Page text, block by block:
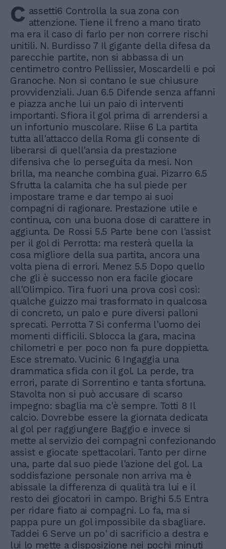
C assetti6 Controlla la sua zona con
attenzione. Tiene il freno a mano tirato
ma era il caso di farlo per non correre rischi
unitili. N. Burdisso 7 Il gigante della difesa da
parecchie partite, non si abbassa di un
centimetro contro Pellissier, Moscardelli e poi
Granoche. Non si contano le sue chiusure
provvidenziali. Juan 6.5 Difende senza affanni
e piazza anche lui un paio di interventi
importanti. Sfiora il gol prima di arrendersi a
un infortunio muscolare. Riise 6 La partita
tutta all'attacco della Roma gli consente di
liberarsi di quell'ansia da prestazione
difensiva che lo perseguita da mesi. Non
brilla, ma neanche combina guai. Pizarro 6.5
Sfrutta la calamita che ha sul piede per
impostare trame e dar tempo ai suoi
compagni di ragionare. Prestazione utile e
continua, con una buona dose di carattere in
aggiunta. De Rossi 5.5 Parte bene con l'assist
per il gol di Perrotta: ma resterà quella la
cosa migliore della sua partita, ancora una
volta piena di errori. Menez 5.5 Dopo quello
che gli è successo non era facile giocare
all'Olimpico. Tira fuori una prova così così:
qualche guizzo mai trasformato in qualcosa
di concreto, un palo e pure diversi palloni
sprecati. Perrotta 7 Si conferma l'uomo dei
momenti difficili. Sblocca la gara, macina
chilometri e per poco non fa pure doppietta.
Esce stremato. Vucinic 6 Ingaggia una
drammatica sfida con il gol. La perde, tra
errori, parate di Sorrentino e tanta sfortuna.
Stavolta non si può accusare di scarso
impegno: sbaglia ma c'è sempre. Totti 8 Il
calcio. Dovrebbe essere la giornata dedicata
al gol per raggiungere Baggio e invece si
mette al servizio dei compagni confezionando
assist e giocate spettacolari. Tanto per dirne
una, parte dal suo piede l'azione del gol. La
soddisfazione personale non arriva ma è
abissale la differenza di qualità tra lui e il
resto dei giocatori in campo. Brighi 5.5 Entra
per ridare fiato ai compagni. Lo fa, ma si
pappa pure un gol impossibile da sbagliare.
Taddei 6 Serve un po' di sacrificio a destra e
lui lo mette a disposizione nei pochi minuti